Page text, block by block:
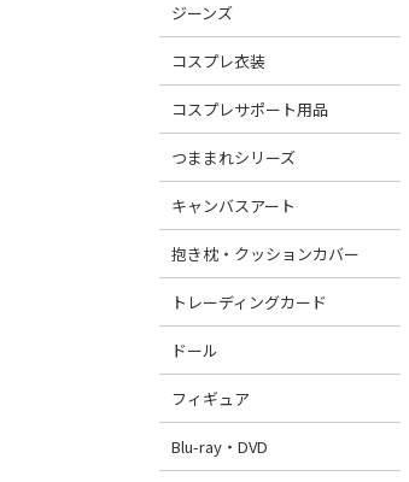
ジーンズ
コスプレ衣装
コスプレサポート用品
つままれシリーズ
キャンバスアート
抱き枕・クッションカバー
トレーディングカード
ドール
フィギュア
Blu-ray・DVD